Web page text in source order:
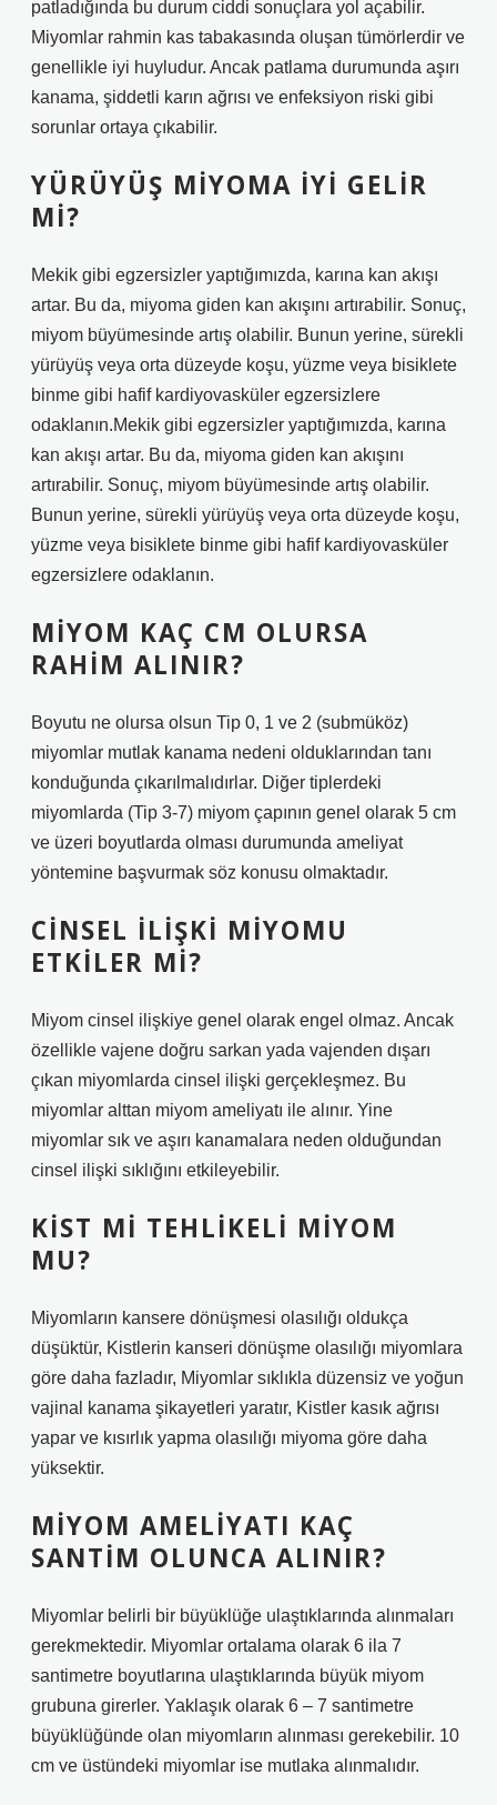
patladığında bu durum ciddi sonuçlara yol açabilir.
Miyomlar rahmin kas tabakasında oluşan tümörlerdir ve
genellikle iyi huyludur. Ancak patlama durumunda aşırı
kanama, şiddetli karın ağrısı ve enfeksiyon riski gibi
sorunlar ortaya çıkabilir.
YÜRÜYÜŞ MIYOMA IYI GELIR
MI?
Mekik gibi egzersizler yaptığımızda, karına kan akışı
artar. Bu da, miyoma giden kan akışını artırabilir. Sonuç,
miyom büyümesinde artış olabilir. Bunun yerine, sürekli
yürüyüş veya orta düzeyde koşu, yüzme veya bisiklete
binme gibi hafif kardiyovasküler egzersizlere
odaklanın.Mekik gibi egzersizler yaptığımızda, karına
kan akışı artar. Bu da, miyoma giden kan akışını
artırabilir. Sonuç, miyom büyümesinde artış olabilir.
Bunun yerine, sürekli yürüyüş veya orta düzeyde koşu,
yüzme veya bisiklete binme gibi hafif kardiyovasküler
egzersizlere odaklanın.
MIYOM KAÇ CM OLURSA
RAHIM ALINIR?
Boyutu ne olursa olsun Tip 0, 1 ve 2 (submüköz)
miyomlar mutlak kanama nedeni olduklarından tanı
konduğunda çıkarılmalıdırlar. Diğer tiplerdeki
miyomlarda (Tip 3-7) miyom çapının genel olarak 5 cm
ve üzeri boyutlarda olması durumunda ameliyat
yöntemine başvurmak söz konusu olmaktadır.
CINSEL ILIŞKI MIYOMU
ETKILER MI?
Miyom cinsel ilişkiye genel olarak engel olmaz. Ancak
özellikle vajene doğru sarkan yada vajenden dışarı
çıkan miyomlarda cinsel ilişki gerçekleşmez. Bu
miyomlar alttan miyom ameliyatı ile alınır. Yine
miyomlar sık ve aşırı kanamalara neden olduğundan
cinsel ilişki sıklığını etkileyebilir.
KIST MI TEHLIKELI MIYOM
MU?
Miyomların kansere dönüşmesi olasılığı oldukça
düşüktür, Kistlerin kanseri dönüşme olasılığı miyomlara
göre daha fazladır, Miyomlar sıklıkla düzensiz ve yoğun
vajinal kanama şikayetleri yaratır, Kistler kasık ağrısı
yapar ve kısırlık yapma olasılığı miyoma göre daha
yüksektir.
MIYOM AMELIYATI KAÇ
SANTIM OLUNCA ALINIR?
Miyomlar belirli bir büyüklüğe ulaştıklarında alınmaları
gerekmektedir. Miyomlar ortalama olarak 6 ila 7
santimetre boyutlarına ulaştıklarında büyük miyom
grubuna girerler. Yaklaşık olarak 6 – 7 santimetre
büyüklüğünde olan miyomların alınması gerekebilir. 10
cm ve üstündeki miyomlar ise mutlaka alınmalıdır.